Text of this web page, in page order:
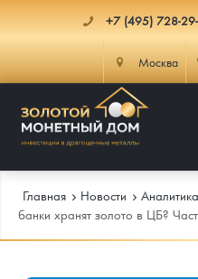
+7 (495) 728-
Москва
Главная Новости
банки хранят золото в ЦБ?